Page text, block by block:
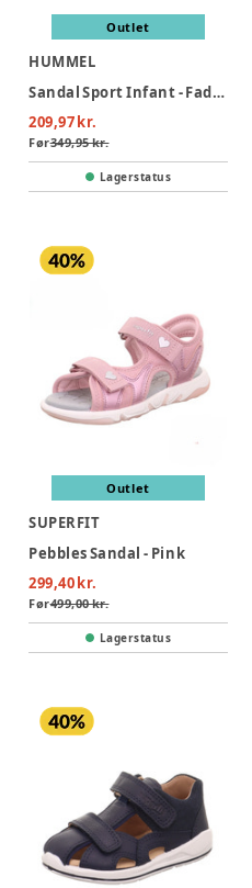
Outlet
HUMMEL
Sandal Sport Infant - Faded denim
209,97 kr.
Før349,95 kr.
Lagerstatus
Outlet
SUPERFIT
Pebbles Sandal - Pink
299,40 kr.
Før499,00 kr.
Lagerstatus